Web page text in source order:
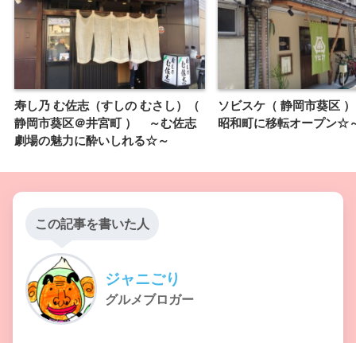
寿し乃 む佐志（すしの むさし）（
静岡市葵区＠井宮町 ） ～む佐志
劇場の魅力に酔いしれる☆～
ソビスケ（ 静岡市葵区
昭和町に移転オープン☆
この記事を書いた人
ジャニごり
グルメブロガー